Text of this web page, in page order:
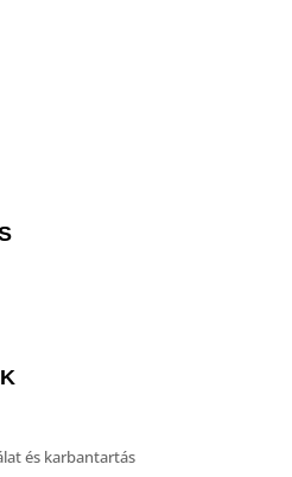
és karbantartás